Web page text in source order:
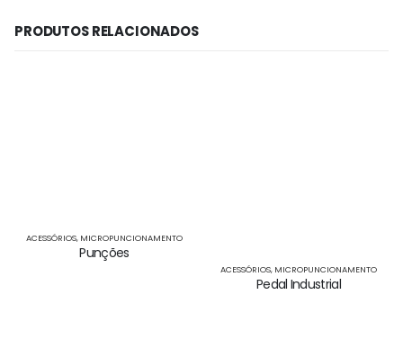
PRODUTOS RELACIONADOS
ACESSÓRIOS, MICROPUNCIONAMENTO
Punções
ACESSÓRIOS, MICROPUNCIONAMENTO
Pedal Industrial